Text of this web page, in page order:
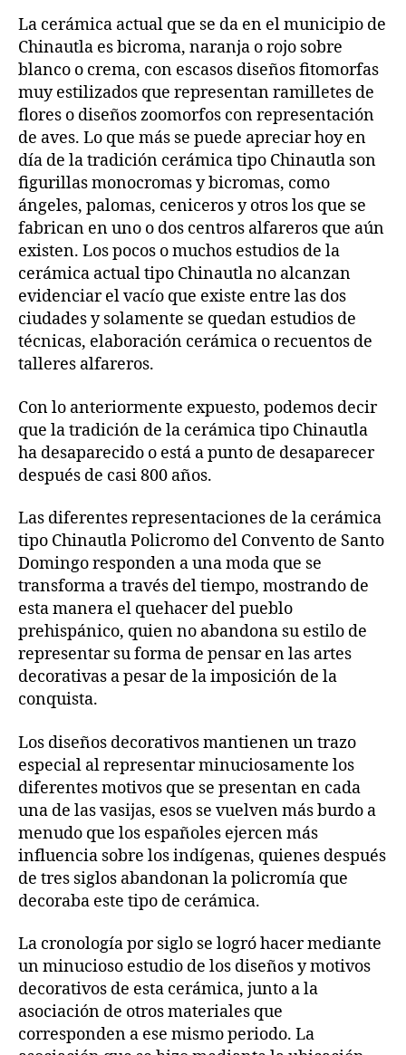
La cerámica actual que se da en el municipio de
Chinautla es bicroma, naranja o rojo sobre
blanco o crema, con escasos diseños fitomorfas
muy estilizados que representan ramilletes de
flores o diseños zoomorfos con representación
de aves. Lo que más se puede apreciar hoy en
día de la tradición cerámica tipo Chinautla son
figurillas monocromas y bicromas, como
ángeles, palomas, ceniceros y otros los que se
fabrican en uno o dos centros alfareros que aún
existen. Los pocos o muchos estudios de la
cerámica actual tipo Chinautla no alcanzan
evidenciar el vacío que existe entre las dos
ciudades y solamente se quedan estudios de
técnicas, elaboración cerámica o recuentos de
talleres alfareros.
Con lo anteriormente expuesto, podemos decir
que la tradición de la cerámica tipo Chinautla
ha desaparecido o está a punto de desaparecer
después de casi 800 años.
Las diferentes representaciones de la cerámica
tipo Chinautla Policromo del Convento de Santo
Domingo responden a una moda que se
transforma a través del tiempo, mostrando de
esta manera el quehacer del pueblo
prehispánico, quien no abandona su estilo de
representar su forma de pensar en las artes
decorativas a pesar de la imposición de la
conquista.
Los diseños decorativos mantienen un trazo
especial al representar minuciosamente los
diferentes motivos que se presentan en cada
una de las vasijas, esos se vuelven más burdo a
menudo que los españoles ejercen más
influencia sobre los indígenas, quienes después
de tres siglos abandonan la policromía que
decoraba este tipo de cerámica.
La cronología por siglo se logró hacer mediante
un minucioso estudio de los diseños y motivos
decorativos de esta cerámica, junto a la
asociación de otros materiales que
corresponden a ese mismo periodo. La